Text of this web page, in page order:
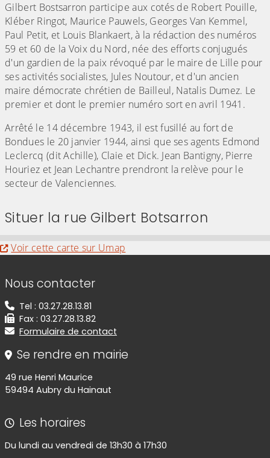
Gilbert Bostsarron participe aux cotés de Robert Pouille,
Kléber Ringot, Maurice Pauwels, Georges Van Kemmel,
Paul Petit, et Louis Blankaert, à la rédaction des numéros
59 et 60 de la Voix du Nord, née des efforts conjugués
d'un gardien de la paix révoqué par le maire de Lille pour
ses activités socialistes, Jules Noutour, et d'un ancien
maire démocrate chrétien de Bailleul, Natalis Dumez. Le
premier et dont le premier numéro sort en avril 1941.
Arrêté le 14 décembre 1943, il est fusillé au fort de
Bondues le 20 janvier 1944, ainsi que ses agents Edmond
Leclercq (dit Achille), Claie et Dick. Jean Bantigny, Pierre
Houriez et Jean Lechantre prendront la relève pour le
secteur de Valenciennes.
Situer la rue Gilbert Botsarron
Evitez la carte interactive ci-après et aller au
Voir cette carte sur Umap
Informations de contact
Nous contacter
Tel : 03.27.28.13.81
Fax : 03.27.28.13.82
Formulaire de contact
Se rendre en mairie
49 rue Henri Maurice
59494 Aubry du Hainaut
Les horaires
Du lundi au vendredi de 13h30 à 17h30